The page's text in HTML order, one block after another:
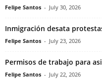
Felipe Santos - July 30, 2026
Inmigración desata
Felipe Santos - July 23, 2026
Permisos de trabajo para
Felipe Santos - July 22, 2026